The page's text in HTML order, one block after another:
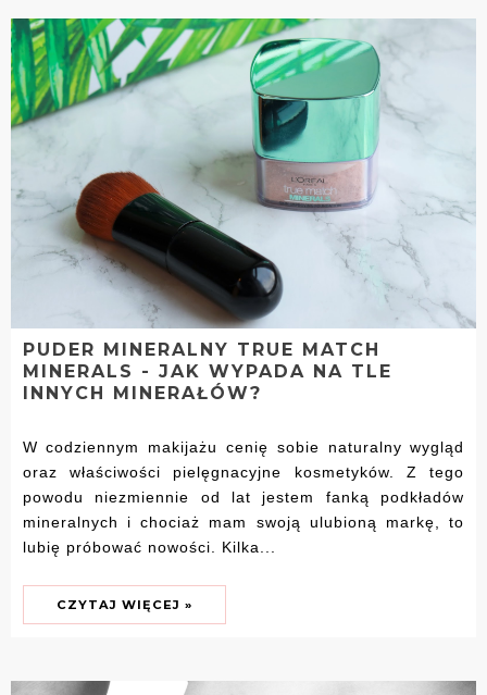
PUDER MINERALNY TRUE MATCH
MINERALS - JAK WYPADA NA TLE
INNYCH MINERAŁÓW?
W codziennym makijażu cenię sobie naturalny wygląd
oraz właściwości pielęgnacyjne kosmetyków. Z tego
powodu niezmiennie od lat jestem fanką podkładów
mineralnych i chociaż mam swoją ulubioną markę, to
lubię próbować nowości. Kilka...
CZYTAJ WIĘCEJ »